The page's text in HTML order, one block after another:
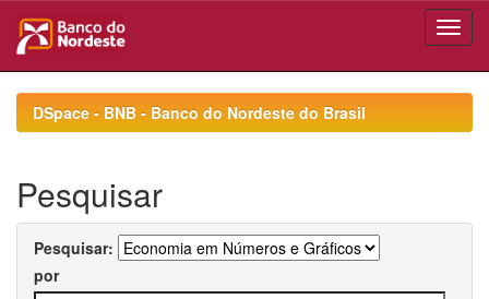
navigationDSpace - BNB - Banco do Nordeste do Brasil
Pesquisar
Pesquisar:
por